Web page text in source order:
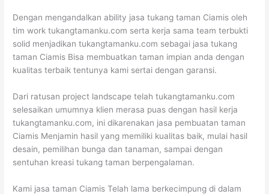
Dengan mengandalkan ability jasa tukang taman Ciamis oleh
tim work tukangtamanku.com serta kerja sama team terbukti
solid menjadikan tukangtamanku.com sebagai jasa tukang
taman Ciamis Bisa membuatkan taman impian anda dengan
kualitas terbaik tentunya kami sertai dengan garansi.
Dari ratusan project landscape telah tukangtamanku.com
selesaikan umumnya klien merasa puas dengan hasil kerja
tukangtamanku.com, ini dikarenakan jasa pembuatan taman
Ciamis Menjamin hasil yang memiliki kualitas baik, mulai hasil
desain, pemilihan bunga dan tanaman, sampai dengan
sentuhan kreasi tukang taman berpengalaman.
Kami jasa taman Ciamis Telah lama berkecimpung di dalam